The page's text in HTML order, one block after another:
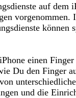
auf dem
vorgenommen.
können
einen
Du den Finger
und die